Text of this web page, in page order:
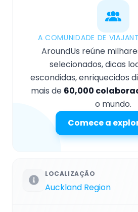
A COMUNIDADE DE
AroundUs reúne
selecionados, dicas
escondidas, enriquecidos
mais de 60,000
o mundo.
Comece a
LOCALIZAÇÃO
Auckland Region